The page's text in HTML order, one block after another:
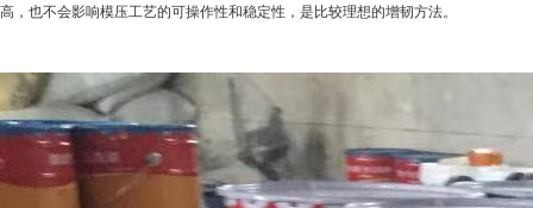
高，也不会影响模压工艺的可操作性和稳定性，是比较理想的增韧方法。